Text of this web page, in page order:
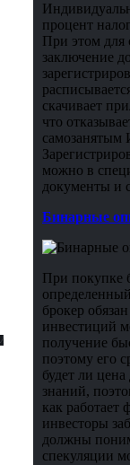
процент
При этом для
заключение
скачивает
что
самозанятым
можно в
документы и
Бинарные
При покупке
брокер
инвестиций
получение
поэтому его
будет ли
знаний,
как
инвесторы
должны
спекуляции